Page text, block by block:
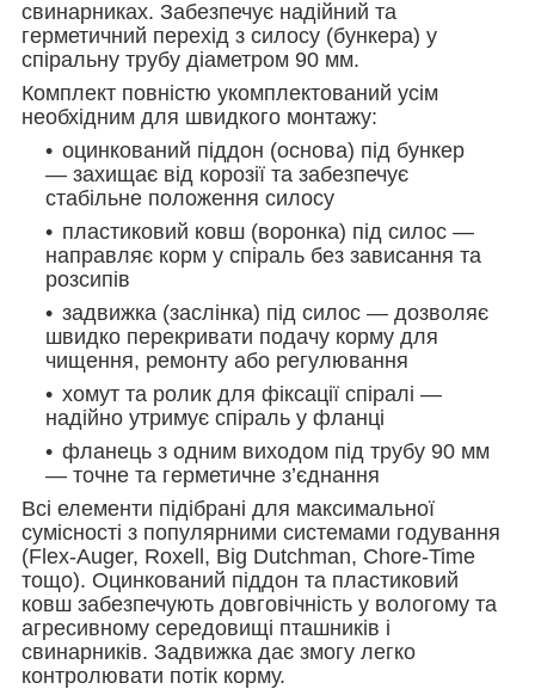
свинарниках. Забезпечує надійний та
герметичний перехід з силосу (бункера) у
спіральну трубу діаметром 90 мм.
Комплект повністю укомплектований усім
необхідним для швидкого монтажу:
оцинкований піддон (основа) під бункер
— захищає від корозії та забезпечує
стабільне положення силосу
пластиковий ковш (воронка) під силос —
направляє корм у спіраль без зависання та
розсипів
задвижка (заслінка) під силос — дозволяє
швидко перекривати подачу корму для
чищення, ремонту або регулювання
хомут та ролик для фіксації спіралі —
надійно утримує спіраль у фланці
фланець з одним виходом під трубу 90 мм
— точне та герметичне з’єднання
Всі елементи підібрані для максимальної
сумісності з популярними системами годування
(Flex-Auger, Roxell, Big Dutchman, Chore-Time
тощо). Оцинкований піддон та пластиковий
ковш забезпечують довговічність у вологому та
агресивному середовищі пташників і
свинарників. Задвижка дає змогу легко
контролювати потік корму.